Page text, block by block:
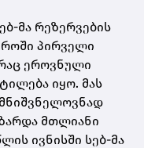
მა რეზერვების
პირველი
ეროვნული
იყო. მას
მთლიანი
ივნისში სებ-მა